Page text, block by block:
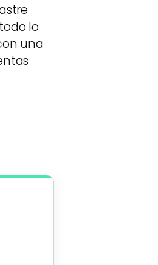
lo
una